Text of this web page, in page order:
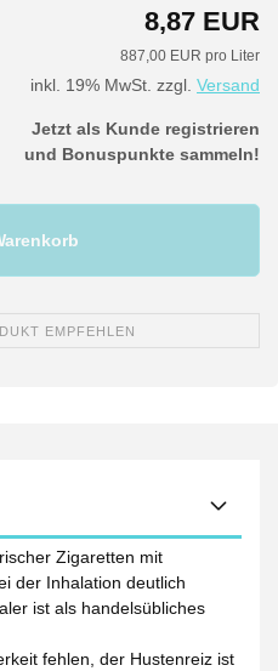
8,87 EUR
887,00 EUR pro Liter
inkl. 19% MwSt. zzgl. Versand
Jetzt als Kunde registrieren
und Bonuspunkte sammeln!
EMPFEHLEN
Zigaretten mit
der Inhalation deutlich
ist als handelsübliches
fehlen, der Hustenreiz ist